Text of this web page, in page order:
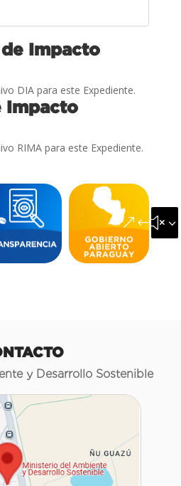
Impacto
DIA para este Expediente.
Impacto
RIMA para este Expediente.
y Desarrollo Sostenible